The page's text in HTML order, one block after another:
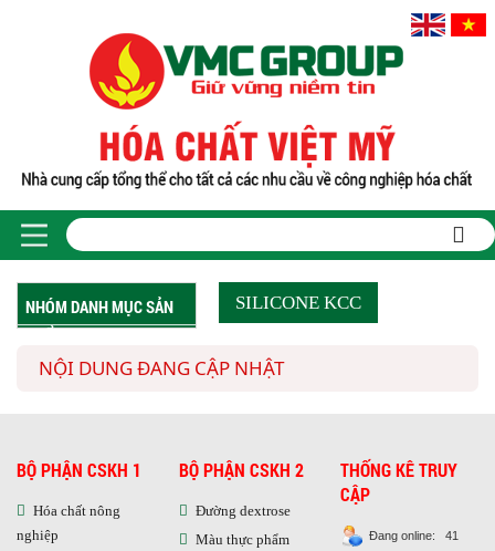
NHÓM DANH MỤC SẢN
SILICONE KCC
NỘI DUNG ĐANG CẬP NHẬT
BỘ PHẬN CSKH 1
Hóa chất nông
nghiệp
BỘ PHẬN CSKH 2
Đường dextrose
Màu thực phẩm
THỐNG KÊ TRUY
CẬP
Đang online: 41